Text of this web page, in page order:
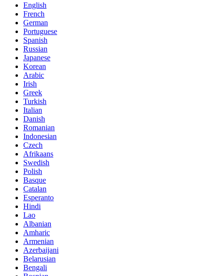
English
French
German
Portuguese
Spanish
Russian
Japanese
Korean
Arabic
Irish
Greek
Turkish
Italian
Danish
Romanian
Indonesian
Czech
Afrikaans
Swedish
Polish
Basque
Catalan
Esperanto
Hindi
Lao
Albanian
Amharic
Armenian
Azerbaijani
Belarusian
Bengali